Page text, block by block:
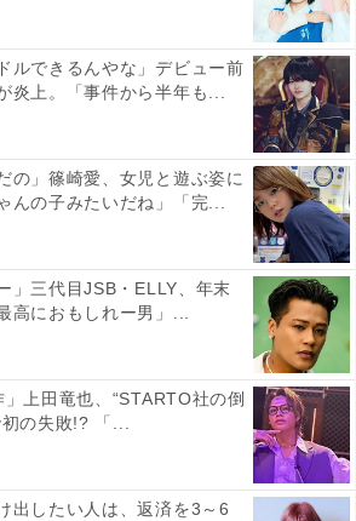
ルできるんやな」デビュー前
炎上。「事件から半年も...
の」篠崎愛、女児と遊ぶ姿に
んの子みたいだね」「完...
」三代目JSB・ELLY、年末
高におもしれー男」...
」上田竜也、“STARTO社の倒
初の失敗!? 「...
出したい人は、返済を3～6